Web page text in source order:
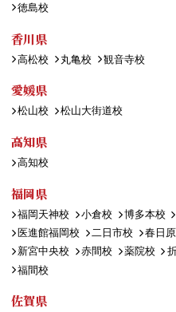
徳島校
香川県
高松校 丸亀校 観音寺校
愛媛県
松山校 松山大街道校
高知県
高知校
福岡県
福岡天神校 小倉校 博多本校
医進館福岡校
二日市校 春日
新宮中央校
赤間校 薬院校
福間校
佐賀県